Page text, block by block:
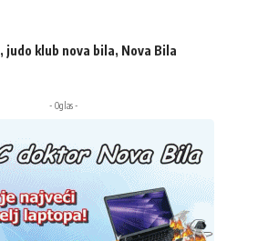
, judo klub nova bila, Nova Bila
- Oglas -